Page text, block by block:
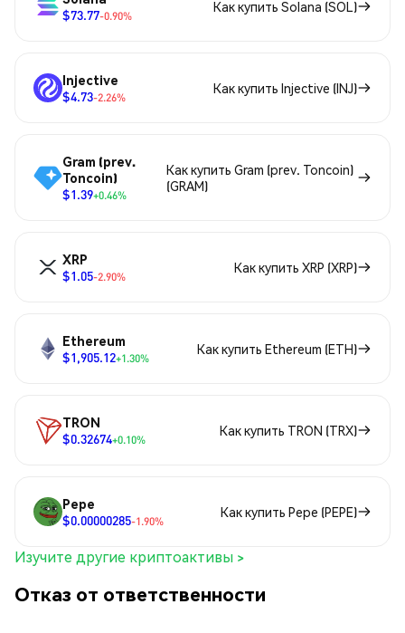
$73.77-0.90%
Как купить Solana (SOL)
Injective
$4.73-2.26%
Как купить Injective (INJ)
Gram (prev.
Toncoin)
$1.39+0.46%
Как купить Gram (prev. Toncoin)
(GRAM)
XRP
$1.05-2.90%
Как купить XRP (XRP)
Ethereum
$1,905.12+1.30%
Как купить Ethereum (ETH)
TRON
$0.32674+0.10%
Как купить TRON (TRX)
Pepe
$0.00000285-1.90%
Как купить Pepe (PEPE)
Изучите другие криптоактивы >
Отказ от ответственности